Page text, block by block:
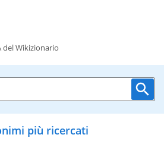
del Wikizionario
più ricercati